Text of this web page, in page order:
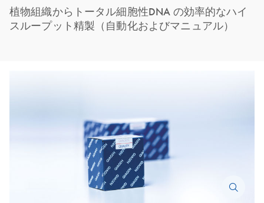
植物組織からトータル細胞性DNA の効率的なハイ
スループット精製（自動化およびマニュアル）